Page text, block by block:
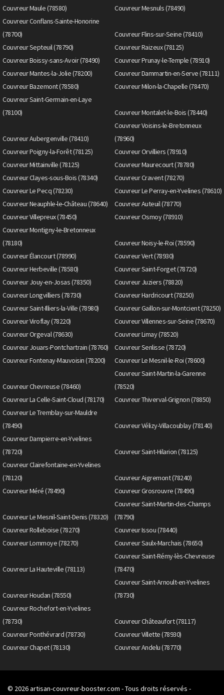
Couvreur Maule (78580)
Couvreur Mesnuls (78490)
Couvreur Conflans-Sainte-Honorine
(78700)
Couvreur Flins-sur-Seine (78410)
Couvreur Septeuil (78790)
Couvreur Raizeux (78125)
Couvreur Boissy-sans-Avoir (78490)
Couvreur Prunay-le-Temple (78910)
Couvreur Mantes-la-Jolie (78200)
Couvreur Dammartin-en-Serve (78111)
Couvreur Bazemont (78580)
Couvreur Milon-la-Chapelle (78470)
Couvreur Saint-Germain-en-Laye
(78100)
Couvreur Montalet-le-Bois (78440)
Couvreur Aubergenville (78410)
Couvreur Voisins-le-Bretonneux
(78960)
Couvreur Poigny-la-Forêt (78125)
Couvreur Orvilliers (78910)
Couvreur Mittainville (78125)
Couvreur Maurecourt (78780)
Couvreur Clayes-sous-Bois (78340)
Couvreur Cravent (78270)
Couvreur Le Pecq (78230)
Couvreur Le Perray-en-Yvelines (78610)
Couvreur Neauphle-le-Château (78640)
Couvreur Auteuil (78770)
Couvreur Villepreux (78450)
Couvreur Osmoy (78910)
Couvreur Montigny-le-Bretonneux
(78180)
Couvreur Noisy-le-Roi (78590)
Couvreur Élancourt (78990)
Couvreur Vert (78930)
Couvreur Herbeville (78580)
Couvreur Saint-Forget (78720)
Couvreur Jouy-en-Josas (78350)
Couvreur Juziers (78820)
Couvreur Longvilliers (78730)
Couvreur Hardricourt (78250)
Couvreur Saint-Illiers-la-Ville (78980)
Couvreur Gaillon-sur-Montcient (78250)
Couvreur Viroflay (78220)
Couvreur Villennes-sur-Seine (78670)
Couvreur Orgeval (78630)
Couvreur Limay (78520)
Couvreur Jouars-Pontchartrain (78760)
Couvreur Senlisse (78720)
Couvreur Fontenay-Mauvoisin (78200)
Couvreur Le Mesnil-le-Roi (78600)
Couvreur Chevreuse (78460)
Couvreur Saint-Martin-la-Garenne
(78520)
Couvreur La Celle-Saint-Cloud (78170)
Couvreur Thiverval-Grignon (78850)
Couvreur Le Tremblay-sur-Mauldre
(78490)
Couvreur Vélizy-Villacoublay (78140)
Couvreur Dampierre-en-Yvelines
(78720)
Couvreur Saint-Hilarion (78125)
Couvreur Clairefontaine-en-Yvelines
(78120)
Couvreur Aigremont (78240)
Couvreur Méré (78490)
Couvreur Grosrouvre (78490)
Couvreur Le Mesnil-Saint-Denis (78320)
Couvreur Saint-Martin-des-Champs
(78790)
Couvreur Rolleboise (78270)
Couvreur Issou (78440)
Couvreur Lommoye (78270)
Couvreur Saulx-Marchais (78650)
Couvreur La Hauteville (78113)
Couvreur Saint-Rémy-lès-Chevreuse
(78470)
Couvreur Houdan (78550)
Couvreur Saint-Arnoult-en-Yvelines
(78730)
Couvreur Rochefort-en-Yvelines
(78730)
Couvreur Châteaufort (78117)
Couvreur Ponthévrard (78730)
Couvreur Villette (78930)
Couvreur Chapet (78130)
Couvreur Andelu (78770)
© 2026artisan-couvreur-booster.com - Tous droits réservés -